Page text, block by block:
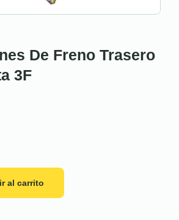
De Freno Trasero
3F
al carrito